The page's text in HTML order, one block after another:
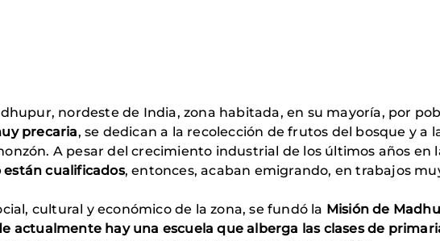
nordeste de India, zona habitada, en su mayoría, por
precaria, se dedican a la recolección de frutos del bosque y a
A pesar del crecimiento industrial de los últimos años en
están cualificados, entonces, acaban emigrando, en trabajos
cultural y económico de la zona, se fundó la Misión de
actualmente hay una escuela que alberga las clases de